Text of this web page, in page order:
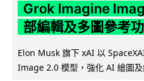
Grok Imagine
部編輯及多圖參考
Elon Musk 旗下 xAI 以
Image 2.0 模型，強化 AI 繪圖